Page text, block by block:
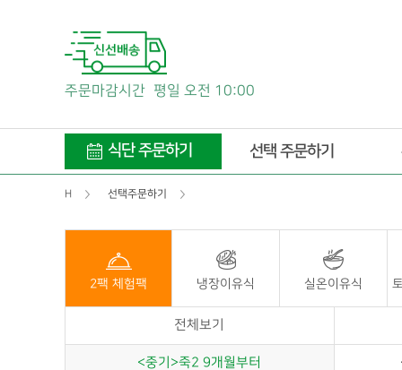
주문마감시간 평일 오전 10:00
식단 주문하기 선택 주문하기
H 선택주문하기
2팩 체험팩
전체보기
<중기>죽2 9개월부터
냉장이유식 실온이유식